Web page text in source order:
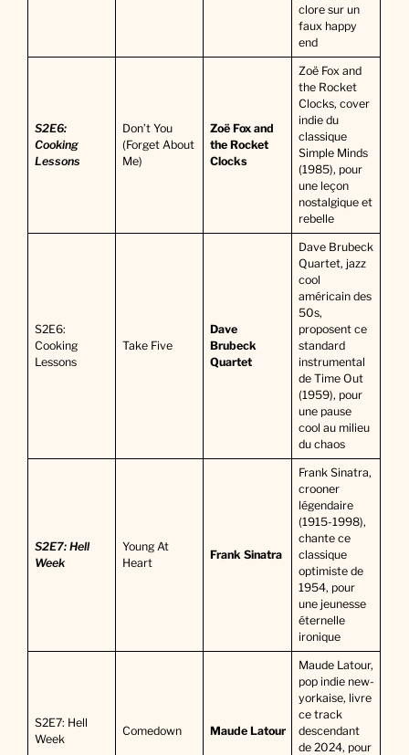
clore sur un
faux happy
end
S2E6:
Cooking
Lessons
Don’t You
(Forget About
Me)
Zoë Fox and
the Rocket
Clocks
Zoë Fox and
the Rocket
Clocks, cover
indie du
classique
Simple Minds
(1985), pour
une leçon
nostalgique et
rebelle
S2E6:
Cooking
Lessons
Take Five
Dave
Brubeck
Quartet
Dave Brubeck
Quartet, jazz
cool
américain des
50s,
proposent ce
standard
instrumental
de Time Out
(1959), pour
une pause
cool au milieu
du chaos
S2E7: Hell
Week
Young At
Heart
Frank Sinatra
Frank Sinatra,
crooner
légendaire
(1915-1998),
chante ce
classique
optimiste de
1954, pour
une jeunesse
éternelle
ironique
S2E7: Hell
Week
Comedown Maude Latour
Maude Latour,
pop indie new-
yorkaise, livre
ce track
descendant
de 2024, pour